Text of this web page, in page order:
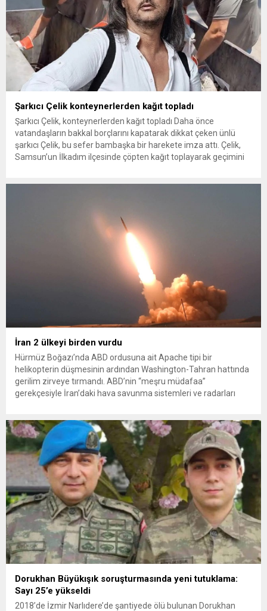
Şarkıcı Çelik konteynerlerden kağıt topladı
Şarkıcı Çelik, konteynerlerden kağıt topladı Daha önce
vatandaşların bakkal borçlarını kapatarak dikkat çeken ünlü
şarkıcı Çelik, bu sefer bambaşka bir harekete imza attı. Çelik,
Samsun’un İlkadım ilçesinde çöpten kağıt toplayarak geçimini
İran 2 ülkeyi birden vurdu
Hürmüz Boğazı’nda ABD ordusuna ait Apache tipi bir
helikopterin düşmesinin ardından Washington-Tahran hattında
gerilim zirveye tırmandı. ABD’nin “meşru müdafaa”
gerekçesiyle İran’daki hava savunma sistemleri ve radarları
yeni bir ABD saldırısına anında yanıt verileceğini duyurdu....
Dorukhan Büyükışık soruşturmasında yeni tutuklama:
Sayı 25’e yükseldi
2018’de İzmir Narlıdere’de şantiyede ölü bulunan Dorukhan